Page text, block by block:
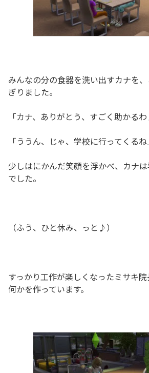
みんなの分の食器を洗い出すカナを
ぎりました。
「カナ、ありがとう、すごく助かるわ
「ううん、じゃ、学校に行ってくるね
少しはにかんだ笑顔を浮かべ、カナ
でした。
（ふう、ひと休み、っと♪）
すっかり工作が楽しくなったミサキ
何かを作っています。